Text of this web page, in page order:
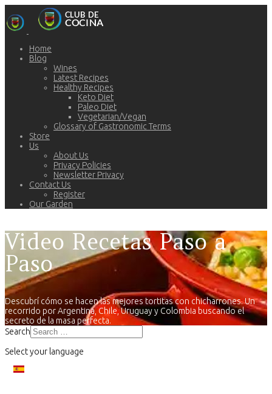
Home
Blog
Wines
Latest Recipes
Healthy Recipes
Keto Diet
Paleo Diet
Vegetarian/Vegan
Glossary of Gastronomic Terms
Store
Us
About Us
Privacy Policies
Newsletter Privacy
Contact Us
Register
Our Garden
Video Recetas Paso a
Paso
Descubrí cómo se hacen las mejores tortitas con chicharrones. Un
recorrido por Argentina, Chile, Uruguay y Colombia buscando el
secreto de la masa perfecta.
Search
Select your language